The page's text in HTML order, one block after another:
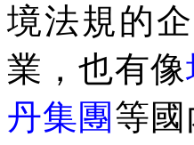
境法規的
業，也有像
丹集團 等